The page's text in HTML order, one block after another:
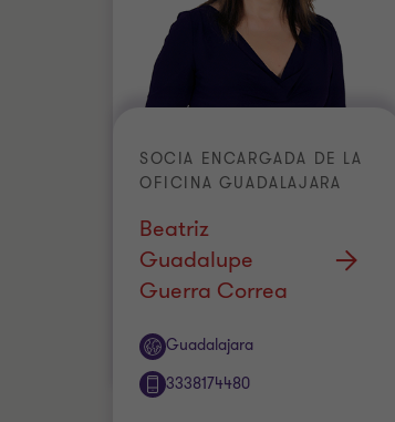
Beatriz
Guadalupe
Guerra Correa
SOCIA ENCARGADA DE LA
OFICINA GUADALAJARA
Guadalajara
Oficina
3338174480